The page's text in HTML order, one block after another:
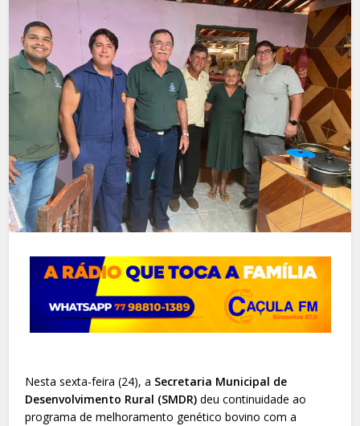
Nesta sexta-feira (24), a Secretaria Municipal de
Desenvolvimento Rural (SMDR) deu continuidade ao
programa de melhoramento genético bovino com a